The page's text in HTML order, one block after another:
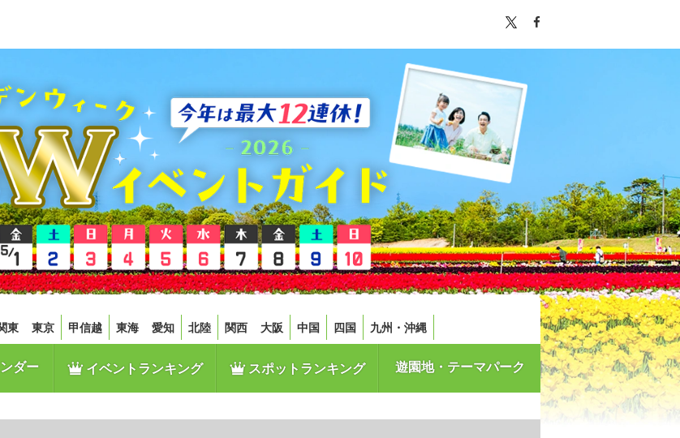
東 東京 甲信越 東海 愛知 北陸 関西 大阪 中国 四国 九州・沖縄
ダー イベントランキング スポットランキング 遊園地・テーマパーク